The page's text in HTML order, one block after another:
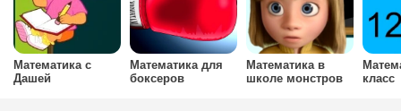
Математика с
Дашей
Математика для
боксеров
Математика в
школе монстров
класс